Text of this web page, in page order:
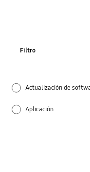
Filtro
Actualización de
Aplicación